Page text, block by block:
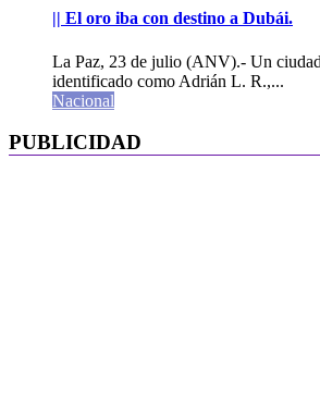
|| El oro iba con destino a Dubái.
La Paz, 23 de julio (ANV).- Un
identificado como Adrián L. R.,...
Nacional
PUBLICIDAD